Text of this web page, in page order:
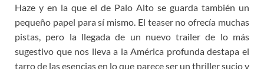
o
o
k
e
r
d
o
n
n
k
m
e
r
e
t
Haze y en la que el de Palo Alto se guarda también un
pequeño papel para sí mismo. El teaser no ofrecía muchas
pistas, pero la llegada de un nuevo trailer de lo más
sugestivo que nos lleva a la América profunda destapa el
tarro de las esencias en lo que parece ser un thriller sucio y